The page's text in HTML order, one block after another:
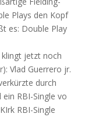
Plays den Kopf
es: Double Play
jetzt noch
Vlad Guerrero jr.
durch
RBI-Single vo
RBI-Single